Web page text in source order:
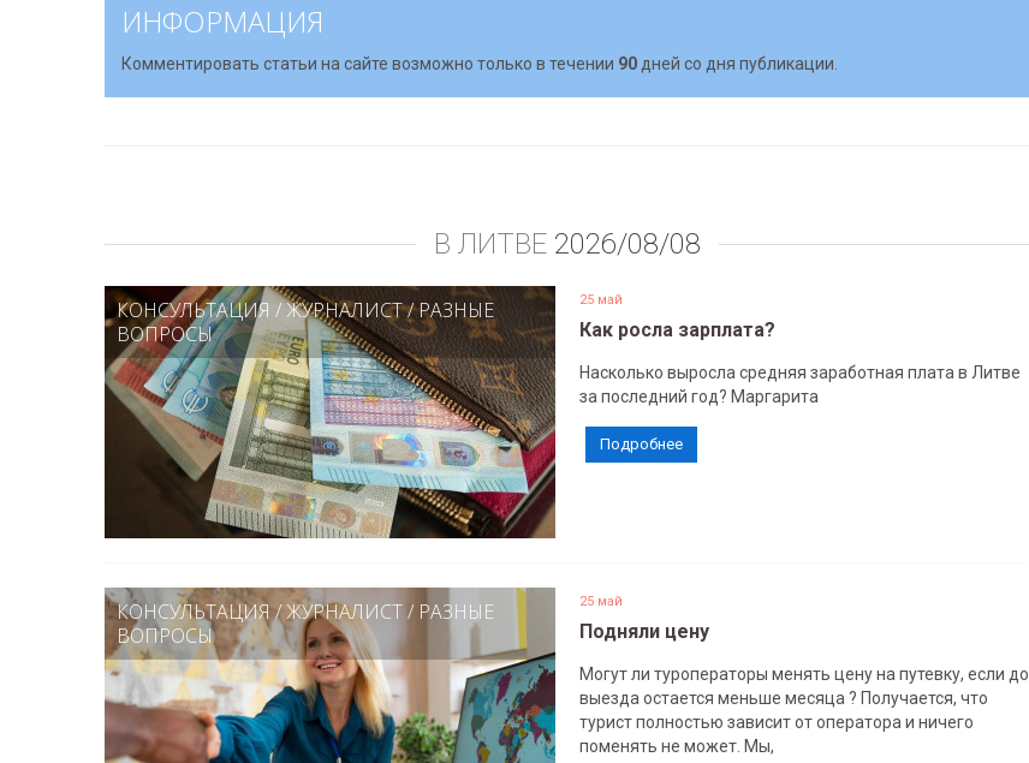
ИНФОРМАЦИЯ
Комментировать статьи на сайте возможно только в течении 90 дней со дня публикации.
В ЛИТВЕ 2026/08/08
КОНСУЛЬТАЦИЯ /ЖУРНАЛИСТ/РАЗНЫЕ
ВОПРОСЫ
25 май
Как росла зарплата?
Насколько выросла средняя заработная плата в Литве
за последний год? Маргарита
Подробнее
КОНСУЛЬТАЦИЯ/ЖУРНАЛИСТ/ РАЗНЫЕ
ВОПРОСЫ
25 май
Подняли цену
Могут ли туроператоры менять цену на путевку, если до
выезда остается меньше месяца ? Получается, что
турист полностью зависит от оператора и ничего
поменять не может. Мы,